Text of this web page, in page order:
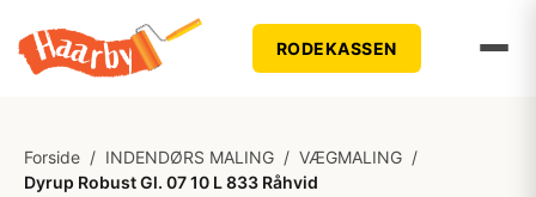
RODEKASSEN
Forside / INDENDØRS MALING / VÆGMALING /
Dyrup Robust Gl. 07 10 L 833 Råhvid